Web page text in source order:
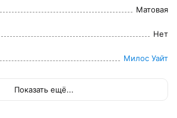
Матовая
Нет
Милос Уайт
Показать ещё...